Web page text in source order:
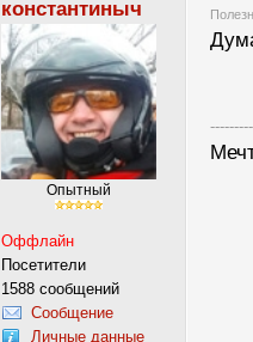
константиныч
Опытный
Оффлайн
Посетители
1588 сообщений
Сообщение
Личные данные